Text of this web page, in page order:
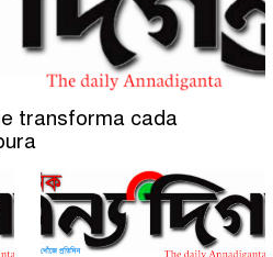
transforma cada